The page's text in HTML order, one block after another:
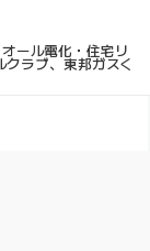
ール電化・住宅リ
ラブ、東邦ガスく